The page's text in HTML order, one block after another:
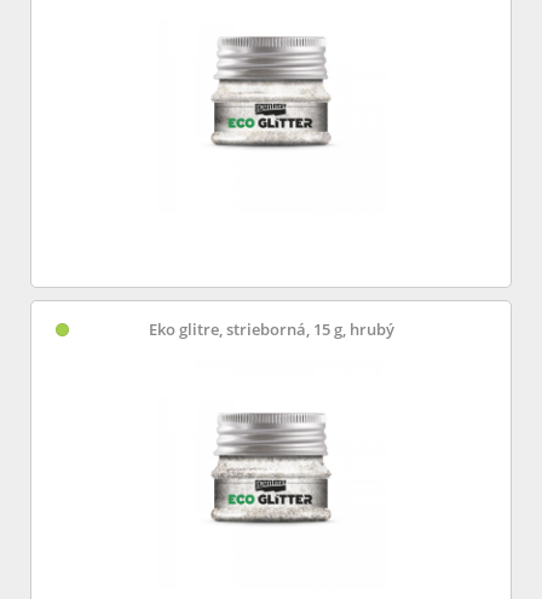
Eko glitre, strieborná, 15 g, hrubý